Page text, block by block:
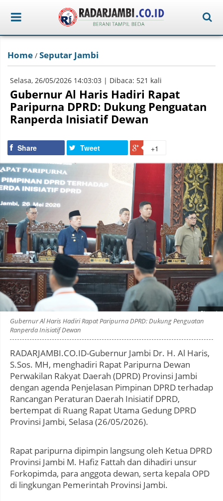
Home / Seputar Jambi
Selasa, 26/05/2026 14:03:03 | Dibaca: 521 kali
Gubernur Al Haris Hadiri Rapat
Paripurna DPRD: Dukung Penguatan
Ranperda Inisiatif Dewan
Share Tweet +1
Photo by
:
Gubernur Al Haris Hadiri Rapat Paripurna DPRD: Dukung Penguatan
Ranperda Inisiatif Dewan
RADARJAMBI.CO.ID-Gubernur Jambi Dr. H. Al Haris,
S.Sos. MH, menghadiri Rapat Paripurna Dewan
Perwakilan Rakyat Daerah (DPRD) Provinsi Jambi
dengan agenda Penjelasan Pimpinan DPRD terhadap
Rancangan Peraturan Daerah Inisiatif DPRD,
bertempat di Ruang Rapat Utama Gedung DPRD
Provinsi Jambi, Selasa (26/05/2026).
Rapat paripurna dipimpin langsung oleh Ketua DPRD
Provinsi Jambi M. Hafiz Fattah dan dihadiri unsur
Forkopimda, para anggota dewan, serta kepala OPD
di lingkungan Pemerintah Provinsi Jambi.